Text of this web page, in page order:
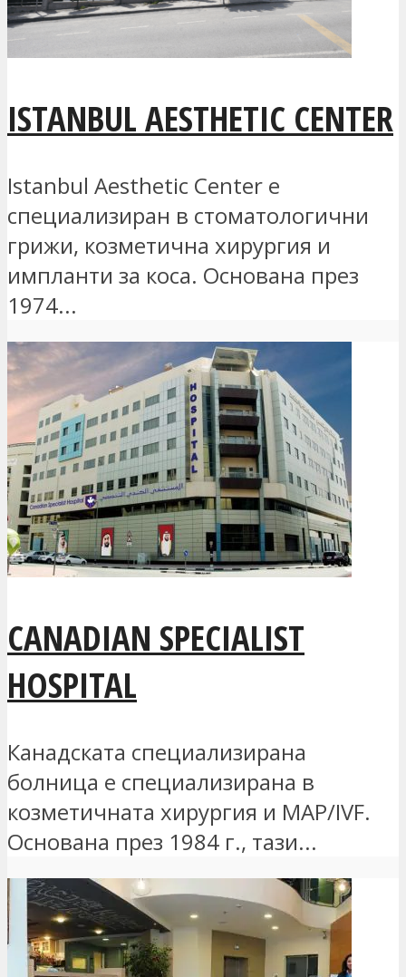
ISTANBUL AESTHETIC CENTER
Istanbul Aesthetic Center е
специализиран в стоматологични
грижи, козметична хирургия и
импланти за коса. Основана през
1974...
CANADIAN SPECIALIST
HOSPITAL
Канадската специализирана
болница е специализирана в
козметичната хирургия и MAP/IVF.
Основана през 1984 г., тази...